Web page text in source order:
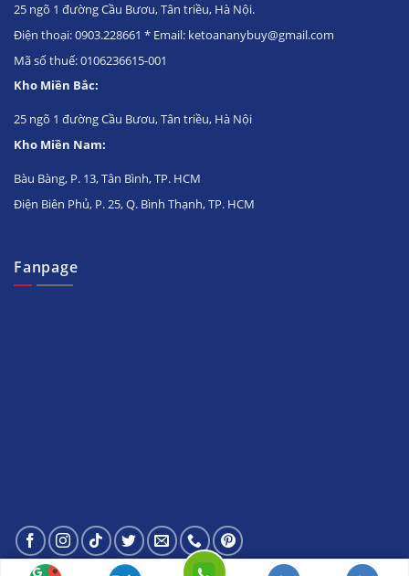
25 ngõ 1 đường Cầu Bươu, Tân triều, Hà Nội.
Điện thoại: 0903.228661 * Email: ketoananybuy@gmail.com
Mã số thuế: 0106236615-001
Kho Miền Bắc:
25 ngõ 1 đường Cầu Bươu, Tân triều, Hà Nội
Kho Miền Nam:
Bàu Bàng, P. 13, Tân Bình, TP. HCM
Điện Biên Phủ, P. 25, Q. Bình Thạnh, TP. HCM
Fanpage